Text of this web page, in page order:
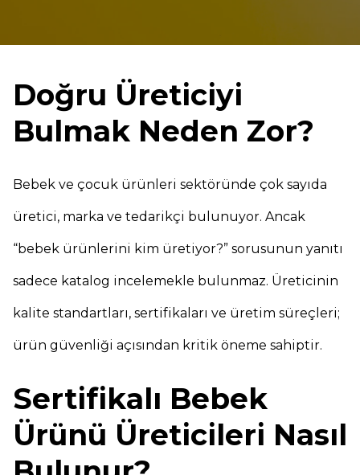
Doğru Üreticiyi
Bulmak Neden Zor?
Bebek ve çocuk ürünleri sektöründe çok sayıda
üretici, marka ve tedarikçi bulunuyor. Ancak
“bebek ürünlerini kim üretiyor?” sorusunun yanıtı
sadece katalog incelemekle bulunmaz. Üreticinin
kalite standartları, sertifikaları ve üretim süreçleri;
ürün güvenliği açısından kritik öneme sahiptir.
Sertifikalı Bebek
Ürünü Üreticileri Nasıl